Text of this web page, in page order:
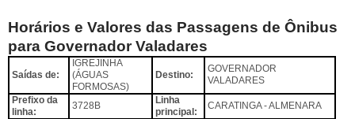
Horários e Valores das Passagens de Ônibus
para Governador Valadares
Saídas de:
IGREJINHA
(ÁGUAS
FORMOSAS)
Destino:
GOVERNADOR
VALADARES
Prefixo da
linha:
3728B
Linha
principal:
CARATINGA - ALMENARA